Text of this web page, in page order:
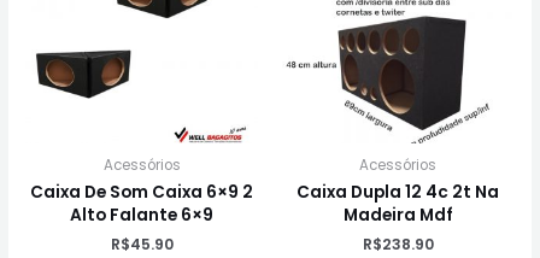
Acessórios
Caixa De Som Caixa 6×9 2
Alto Falante 6×9
R$45.90
Acessórios
Caixa Dupla 12 4c 2t Na
Madeira Mdf
R$238.90